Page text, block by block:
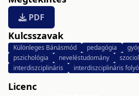
PDF
Kulcsszavak
Különleges Bánásmód pedagógia
pszichológia
neveléstudomány
interdiszciplináris
interdiszciplináris
Licenc